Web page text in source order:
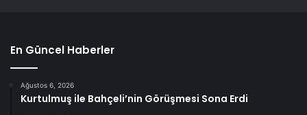
En Güncel Haberler
Ağustos 6, 2026
Kurtulmuş ile Bahçeli’nin Görüşmesi Sona Erdi